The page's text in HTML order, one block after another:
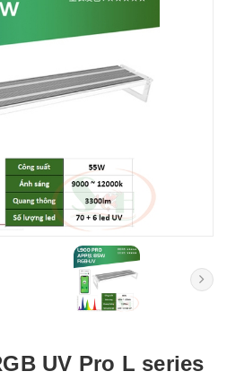
UV Pro L series